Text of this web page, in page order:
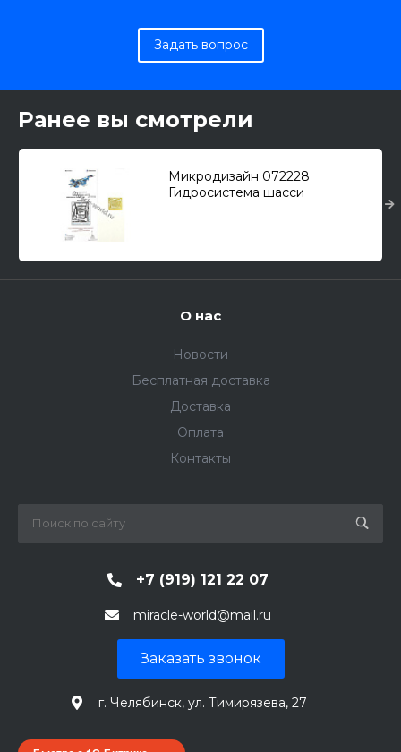
Задать вопрос
Ранее вы смотрели
Микродизайн 072228
Гидросистема шасси
О нас
Новости
Бесплатная доставка
Доставка
Оплата
Контакты
+7 (919) 121 22 07
miracle-world@mail.ru
Заказать звонок
г. Челябинск, ул. Тимирязева, 27